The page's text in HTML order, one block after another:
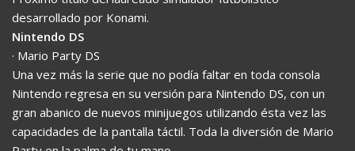
desarrollado por Konami.
Nintendo DS
· Mario Party DS
Una vez más la serie que no podía faltar en toda consola
Nintendo regresa en su versión para Nintendo DS, con un
gran abanico de nuevos minijuegos utilizando ésta vez las
capacidades de la pantalla táctil. Toda la diversión de Mario